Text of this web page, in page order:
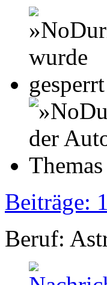
Beiträge:
Beruf: